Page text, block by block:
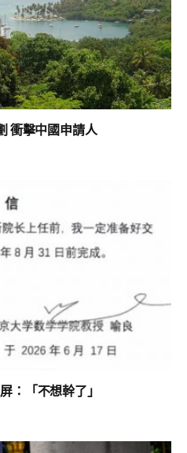
衝擊中國申請人
：「不想幹了」